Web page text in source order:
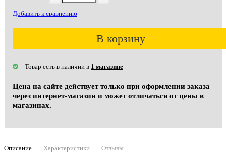
Добавить к сравнению
В корзину
Товар есть в наличии в 1 магазине
Цена на сайте действует только при оформлении заказа
через интернет-магазин и может отличаться от цены в
магазинах.
Описание Характеристики Отзывы